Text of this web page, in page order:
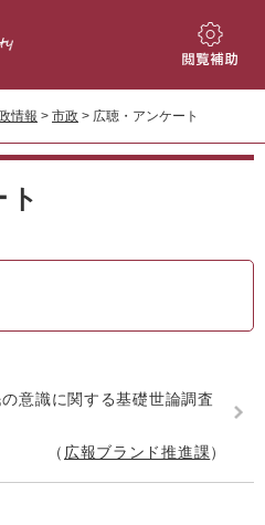
閲
補
情報 > 市政 > 広聴・アンケート
意識に関する基礎世論調査
広報ブランド推進課